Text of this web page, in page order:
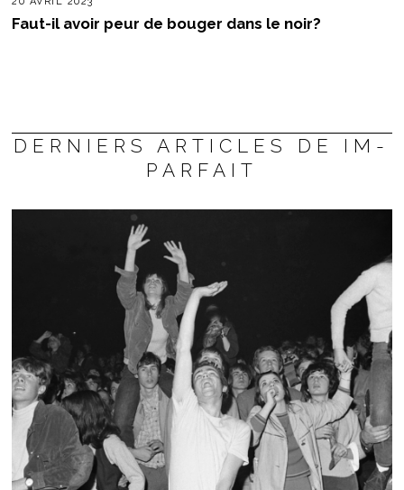
Faut-il avoir peur de bouger dans le noir?
DERNIERS ARTICLES DE IM-
PARFAIT